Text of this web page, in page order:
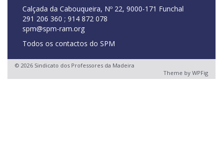
Calçada da Cabouqueira, Nº 22, 9000-171 Funchal
291 206 360 ; 914 872 078
spm@spm-ram.org
Todos os contactos do SPM
© 2026 Sindicato dos Professores da Madeira
Theme by WPFig